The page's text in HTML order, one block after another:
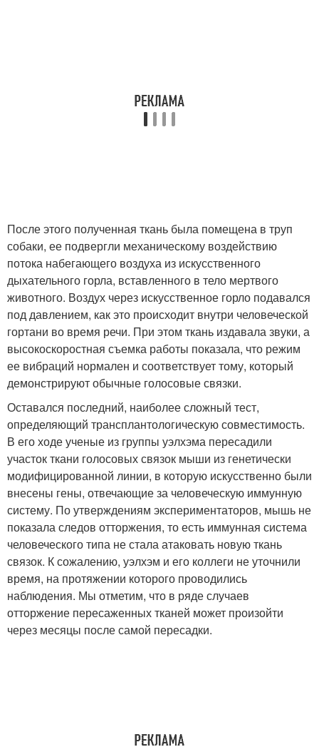
После этого полученная ткань была помещена в труп
собаки, ее подвергли механическому воздействию
потока набегающего воздуха из искусственного
дыхательного горла, вставленного в тело мертвого
животного. Воздух через искусственное горло подавался
под давлением, как это происходит внутри человеческой
гортани во время речи. При этом ткань издавала звуки, а
высокоскоростная съемка работы показала, что режим
ее вибраций нормален и соответствует тому, который
демонстрируют обычные голосовые связки.
Оставался последний, наиболее сложный тест,
определяющий трансплантологическую совместимость.
В его ходе ученые из группы уэлхэма пересадили
участок ткани голосовых связок мыши из генетически
модифицированной линии, в которую искусственно были
внесены гены, отвечающие за человеческую иммунную
систему. По утверждениям экспериментаторов, мышь не
показала следов отторжения, то есть иммунная система
человеческого типа не стала атаковать новую ткань
связок. К сожалению, уэлхэм и его коллеги не уточнили
время, на протяжении которого проводились
наблюдения. Мы отметим, что в ряде случаев
отторжение пересаженных тканей может произойти
через месяцы после самой пересадки.